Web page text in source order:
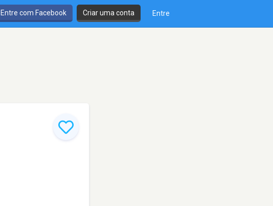
Entre com Facebook Criar uma conta Entre